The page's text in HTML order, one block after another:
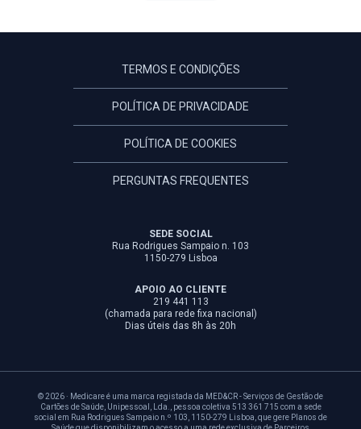
TERMOS E CONDIÇÕES
POLÍTICA DE PRIVACIDADE
POLÍTICA DE COOKIES
PERGUNTAS FREQUENTES
SEDE SOCIAL
Rua Rodrigues Sampaio n. 103
1150-279 Lisboa
APOIO AO CLIENTE
219 441 113
(chamada para rede fixa nacional)
Dias úteis das 8h às 20h
© 2026 · Medicare é uma marca registada da MED&CR - Serviços de Gestão de
Cartões de Saúde, Unipessoal, Lda., pessoa coletiva 513 361 715 com a sede
social em Rua Rodrigues Sampaio n.º 103, 1150-279 Lisboa, que gere Planos de